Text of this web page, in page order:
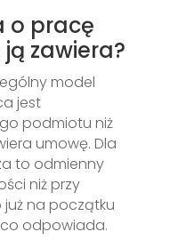
o pracę
zawiera?
model
jest
podmiotu niż
umowę. Dla
to odmienny
niż przy
na początku
odpowiada.